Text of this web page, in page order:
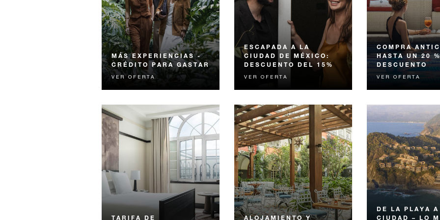
MÁS EXPERIENCIAS -
CRÉDITO PARA GASTAR
Viva una experiencia
inolvidable con crédito para
estancia.
VER OFERTA
ESCAPADA A LA
CIUDAD DE MÉXICO:
DESCUENTO DEL 15%
Aproveche nuestro 15 % de
descuento en la tarifa de
noches o más en nuestro
refugio estilo hacienda…
VER OFERTA
COMPRA
HASTA UN 20
DESCUENTO
Reciba hasta el 20 %
descuento en
anticipado su
VER OFERTA
TARIFA DE
ALOJAMIENTO Y
DE LA PLAYA A
CIUDAD – LO